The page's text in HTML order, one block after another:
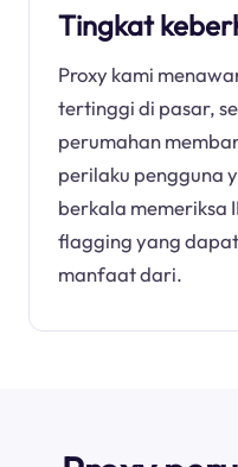
Tingkat
Proxy kami
tertinggi di pasar,
perumahan
perilaku pengguna
berkala memeriksa
flagging yang
manfaat dari.